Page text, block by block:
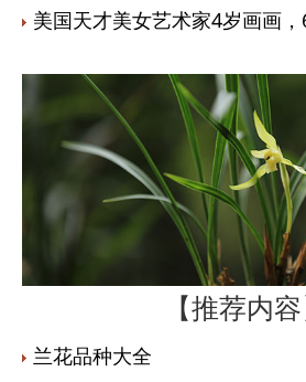
美国天才美女艺术家4岁画画
【推荐内容
兰花品种大全